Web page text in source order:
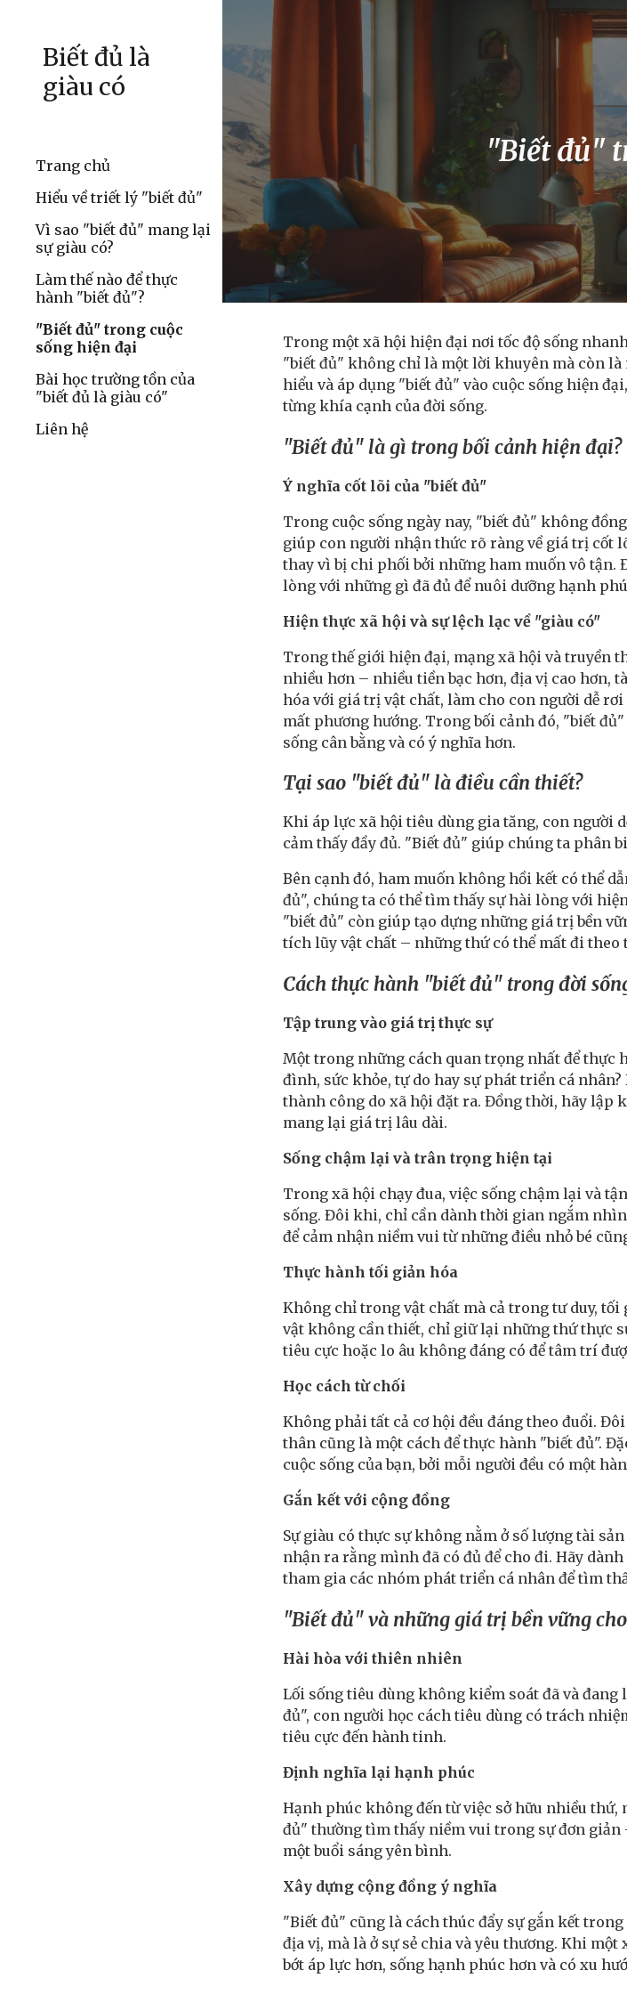
Skip to main content
Biết đủ là
giàu có
Trang chủ
Hiểu về triết lý "biết đủ"
Vì sao "biết đủ" mang lại
sự giàu có?
Làm thế nào để thực
hành "biết đủ"?
"Biết đủ" trong cuộc
sống hiện đại
Bài học trường tồn của
"biết đủ là giàu có"
Liên hệ
"Biết đủ"
Trong một xã hội hiện đại nơi tốc độ sống
"biết đủ" không chỉ là một lời khuyên mà còn
hiểu và áp dụng "biết đủ" vào cuộc sống hiện
từng khía cạnh của đời sống.
"Biết đủ" là gì trong bối cảnh hiện đại?
Ý nghĩa cốt lõi của "biết đủ"
Trong cuộc sống ngày nay, "biết đủ" không
giúp con người nhận thức rõ ràng về giá trị cốt
thay vì bị chi phối bởi những ham muốn vô tận.
lòng với những gì đã đủ để nuôi dưỡng hạnh
Hiện thực xã hội và sự lệch lạc về "giàu có"
Trong thế giới hiện đại, mạng xã hội và truyền
nhiều hơn – nhiều tiền bạc hơn, địa vị cao hơn,
hóa với giá trị vật chất, làm cho con người dễ
mất phương hướng. Trong bối cảnh đó, "biết
sống cân bằng và có ý nghĩa hơn.
Tại sao "biết đủ" là điều cần thiết?
Khi áp lực xã hội tiêu dùng gia tăng, con người
cảm thấy đầy đủ. "Biết đủ" giúp chúng ta phân
Bên cạnh đó, ham muốn không hồi kết có thể
đủ", chúng ta có thể tìm thấy sự hài lòng với
"biết đủ" còn giúp tạo dựng những giá trị bền
tích lũy vật chất – những thứ có thể mất đi theo
Cách thực hành "biết đủ" trong đời
Tập trung vào giá trị thực sự
Một trong những cách quan trọng nhất để thực
đình, sức khỏe, tự do hay sự phát triển cá
thành công do xã hội đặt ra. Đồng thời, hãy lập
mang lại giá trị lâu dài.
Sống chậm lại và trân trọng hiện tại
Trong xã hội chạy đua, việc sống chậm lại và
sống. Đôi khi, chỉ cần dành thời gian ngắm
để cảm nhận niềm vui từ những điều nhỏ bé
Thực hành tối giản hóa
Không chỉ trong vật chất mà cả trong tư duy,
vật không cần thiết, chỉ giữ lại những thứ thực
tiêu cực hoặc lo âu không đáng có để tâm trí
Học cách từ chối
Không phải tất cả cơ hội đều đáng theo đuổi.
thân cũng là một cách để thực hành "biết đủ".
cuộc sống của bạn, bởi mỗi người đều có một
Gắn kết với cộng đồng
Sự giàu có thực sự không nằm ở số lượng tài
nhận ra rằng mình đã có đủ để cho đi. Hãy
tham gia các nhóm phát triển cá nhân để tìm
"Biết đủ" và những giá trị bền vững
Hài hòa với thiên nhiên
Lối sống tiêu dùng không kiểm soát đã và
đủ", con người học cách tiêu dùng có trách
tiêu cực đến hành tinh.
Định nghĩa lại hạnh phúc
Hạnh phúc không đến từ việc sở hữu nhiều
đủ" thường tìm thấy niềm vui trong sự đơn giản
một buổi sáng yên bình.
Xây dựng cộng đồng ý nghĩa
"Biết đủ" cũng là cách thúc đẩy sự gắn kết
địa vị, mà là ở sự sẻ chia và yêu thương. Khi
bớt áp lực hơn, sống hạnh phúc hơn và có xu